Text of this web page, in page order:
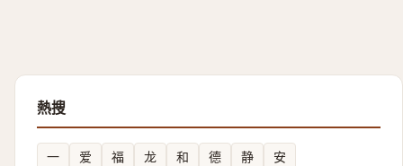
熱搜
一 爱 福 龙 和 德 静 安